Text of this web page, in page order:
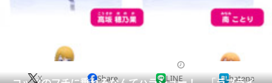
地域
会員記事X Share LINE hatena